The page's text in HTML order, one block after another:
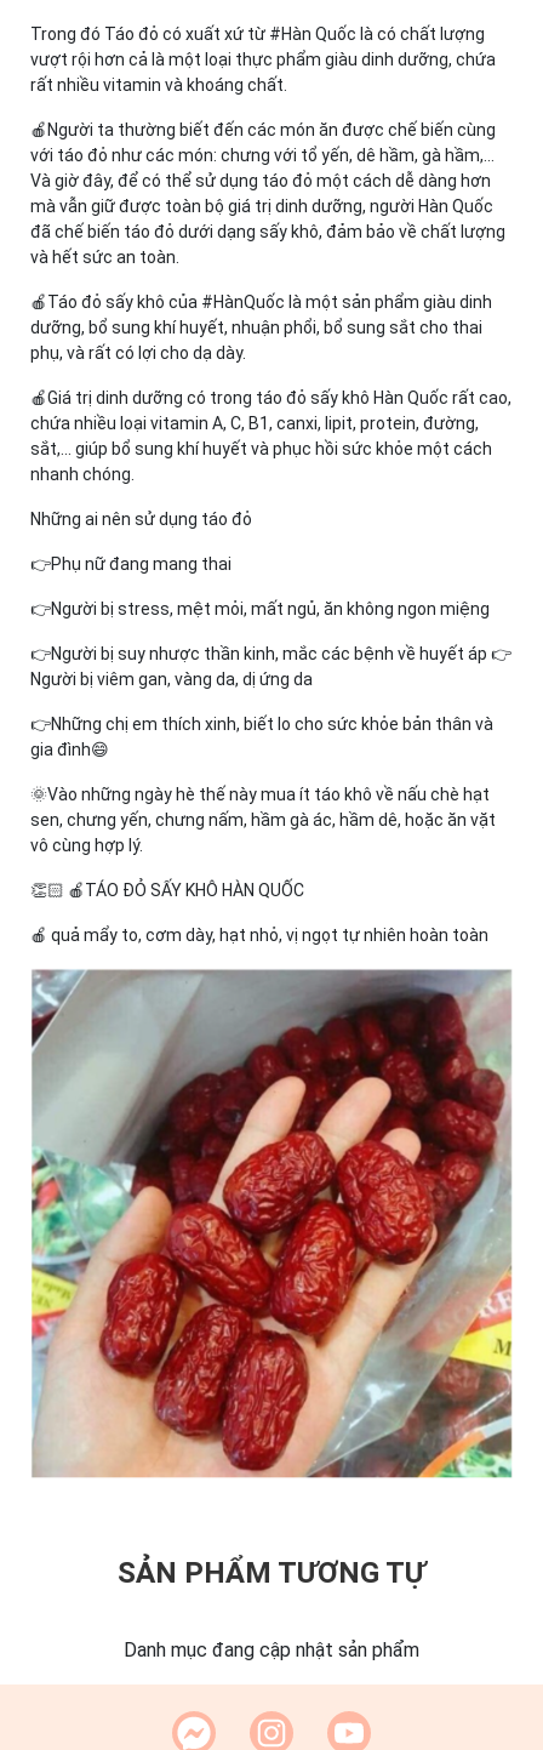
Trong đó Táo đỏ có xuất xứ từ #Hàn Quốc là có chất lượng
vượt rội hơn cả là một loại thực phẩm giàu dinh dưỡng, chứa
rất nhiều vitamin và khoáng chất.
🍎Người ta thường biết đến các món ăn được chế biến cùng
với táo đỏ như các món: chưng với tổ yến, dê hầm, gà hầm,...
Và giờ đây, để có thể sử dụng táo đỏ một cách dễ dàng hơn
mà vẫn giữ được toàn bộ giá trị dinh dưỡng, người Hàn Quốc
đã chế biến táo đỏ dưới dạng sấy khô, đảm bảo về chất lượng
và hết sức an toàn.
🍎Táo đỏ sấy khô của #HànQuốc là một sản phẩm giàu dinh
dưỡng, bổ sung khí huyết, nhuận phổi, bổ sung sắt cho thai
phụ, và rất có lợi cho dạ dày.
🍎Giá trị dinh dưỡng có trong táo đỏ sấy khô Hàn Quốc rất cao,
chứa nhiều loại vitamin A, C, B1, canxi, lipit, protein, đường,
sắt,... giúp bổ sung khí huyết và phục hồi sức khỏe một cách
nhanh chóng.
Những ai nên sử dụng táo đỏ
👉Phụ nữ đang mang thai
👉Người bị stress, mệt mỏi, mất ngủ, ăn không ngon miệng
👉Người bị suy nhược thần kinh, mắc các bệnh về huyết áp 👉
Người bị viêm gan, vàng da, dị ứng da
👉Những chị em thích xinh, biết lo cho sức khỏe bản thân và
gia đình😄
🌞Vào những ngày hè thế này mua ít táo khô về nấu chè hạt
sen, chưng yến, chưng nấm, hầm gà ác, hầm dê, hoặc ăn vặt
vô cùng hợp lý.
👏🏻 🍎TÁO ĐỎ SẤY KHÔ HÀN QUỐC
🍎 quả mẩy to, cơm dày, hạt nhỏ, vị ngọt tự nhiên hoàn toàn
SẢN PHẨM TƯƠNG TỰ
Danh mục đang cập nhật sản phẩm